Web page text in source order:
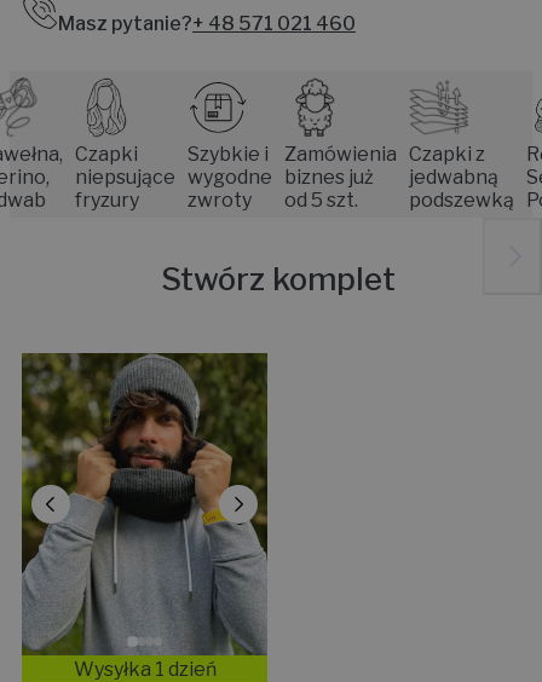
Masz pytanie?+ 48 571 021 460
Czapki
niepsujące
fryzury
Szybkie i
wygodne
zwroty
Zamówienia
biznes już
od 5 szt.
Czapki z
jedwabną
podszewką
Stwórz komplet
Wysyłka 1 dzień